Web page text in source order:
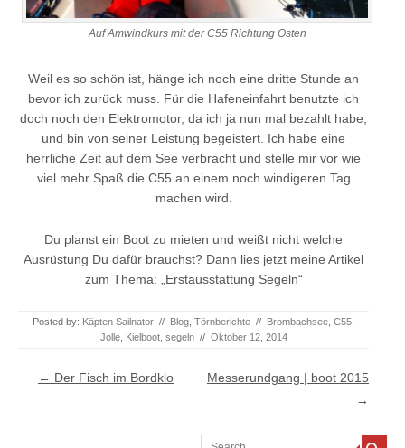
Auf Amwindkurs mit der C55 Richtung Osten
Weil es so schön ist, hänge ich noch eine dritte Stunde an
bevor ich zurück muss. Für die Hafeneinfahrt benutzte ich
doch noch den Elektromotor, da ich ja nun mal bezahlt habe,
und bin von seiner Leistung begeistert. Ich habe eine
herrliche Zeit auf dem See verbracht und stelle mir vor wie
viel mehr Spaß die C55 an einem noch windigeren Tag
machen wird.
Du planst ein Boot zu mieten und weißt nicht welche
Ausrüstung Du dafür brauchst? Dann lies jetzt meine Artikel
zum Thema:
„Erstausstattung Segeln“
Posted by: Käpten Sailnator // Blog Törnberichte // Brombachsee C55
Jolle, Kielboot, segeln // Oktober 12, 2014
Post navigation
← Der Fisch im Bordklo
Messerundgang | boot 2015
→
Search